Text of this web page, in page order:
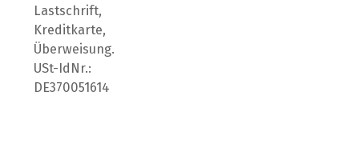
Lastschrift,
Kreditkarte,
Überweisung.
USt-IdNr.:
DE370051614